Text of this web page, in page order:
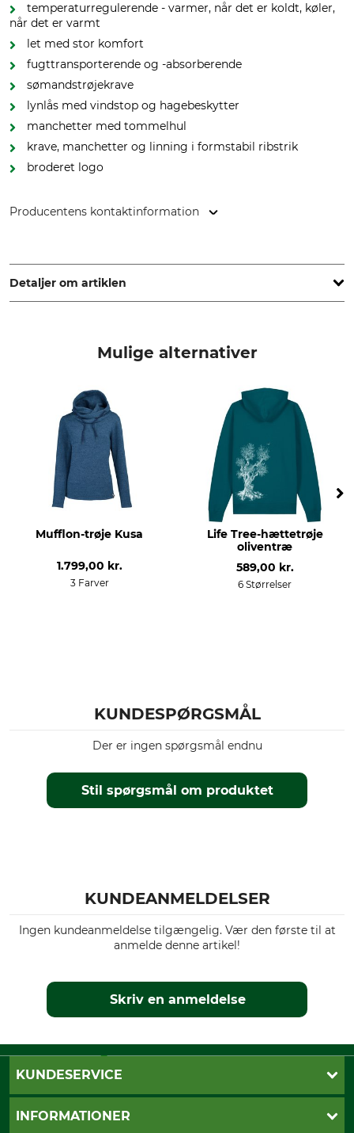
temperaturregulerende - varmer, når det er koldt, køler,
når det er varmt
let med stor komfort
fugttransporterende og -absorberende
sømandstrøjekrave
lynlås med vindstop og hagebeskytter
manchetter med tommelhul
krave, manchetter og linning i formstabil ribstrik
broderet logo
Producentens kontaktinformation
Norderstedt, Germany, www.bergans.com
Detaljer om artiklen
Ulriken Jumper
30 °C finvask/uldvask
Blegning
Må ikke bleges
Tør ikke i tørretumbleren
Strygning
Strygning op til 110 °C
Ikke rørrensning
damer
Pasform
Mulige alternativer
Mufflon-trøje Kusa
1.799,00 kr.
3 Farver
Life Tree-hættetrøje
oliventræ
589,00 kr.
6 Størrelser
KUNDESPØRGSMÅL
Stil spørgsmål om produktet
Der er ingen spørgsmål endnu
KUNDEANMELDELSER
Ingen kundeanmeldelse tilgængelig. Vær den første til at
anmelde denne artikel!
Skriv en anmeldelse
KUNDESERVICE
Kontakt
INFORMATIONER